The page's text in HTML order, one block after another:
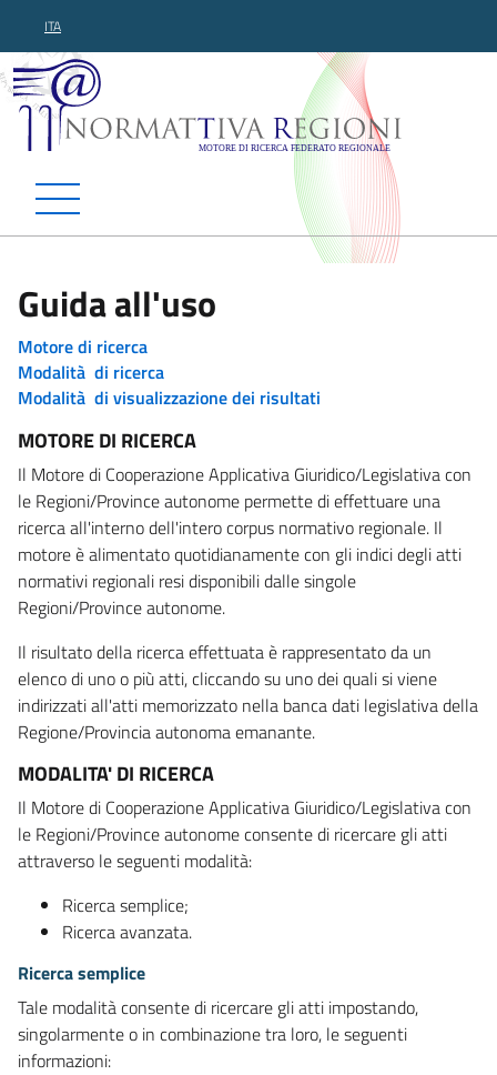
ITA
Normattiva Regioni -
Guida all'uso
Motore di ricerca
Modalità di ricerca
Modalità di visualizzazione dei risultati
MOTORE DI RICERCA
Il Motore di Cooperazione Applicativa Giuridico/Legislativa con
le Regioni/Province autonome permette di effettuare una
ricerca all'interno dell'intero corpus normativo regionale. Il
motore è alimentato quotidianamente con gli indici degli atti
normativi regionali resi disponibili dalle singole
Regioni/Province autonome.
Il risultato della ricerca effettuata è rappresentato da un
elenco di uno o più atti, cliccando su uno dei quali si viene
indirizzati all'atti memorizzato nella banca dati legislativa della
Regione/Provincia autonoma emanante.
MODALITA' DI RICERCA
Il Motore di Cooperazione Applicativa Giuridico/Legislativa con
le Regioni/Province autonome consente di ricercare gli atti
attraverso le seguenti modalità:
Ricerca semplice;
Ricerca avanzata.
Ricerca semplice
Tale modalità consente di ricercare gli atti impostando,
singolarmente o in combinazione tra loro, le seguenti
informazioni: